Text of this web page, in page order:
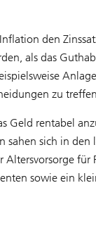
den
als das
zu
Geld rentabel
sahen sich in den
für
sowie ein